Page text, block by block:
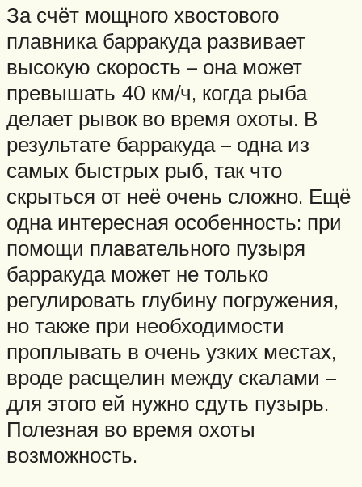
За счёт мощного хвостового
плавника барракуда развивает
высокую скорость – она может
превышать 40 км/ч, когда рыба
делает рывок во время охоты. В
результате барракуда – одна из
самых быстрых рыб, так что
скрыться от неё очень сложно. Ещё
одна интересная особенность: при
помощи плавательного пузыря
барракуда может не только
регулировать глубину погружения,
но также при необходимости
проплывать в очень узких местах,
вроде расщелин между скалами –
для этого ей нужно сдуть пузырь.
Полезная во время охоты
возможность.